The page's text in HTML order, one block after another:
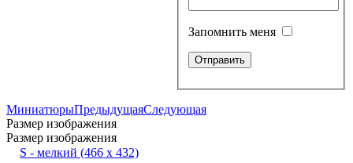
Запомнить меня
МиниатюрыПредыдущаяСледующая
Размер изображения
Размер изображения
S - мелкий (466 x 432)